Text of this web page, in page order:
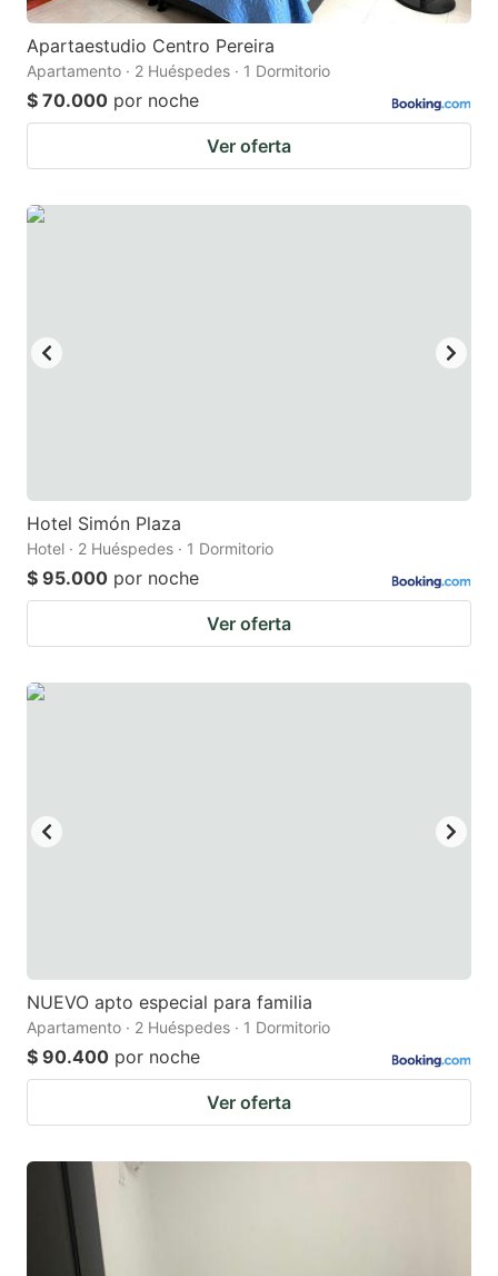
Apartaestudio Centro Pereira
Apartamento · 2 Huéspedes · 1 Dormitorio
$ 70.000 por noche
Ver oferta
Hotel Simón Plaza
Hotel · 2 Huéspedes · 1 Dormitorio
$ 95.000 por noche
Ver oferta
NUEVO apto especial para familia
Apartamento · 2 Huéspedes · 1 Dormitorio
$ 90.400 por noche
Ver oferta